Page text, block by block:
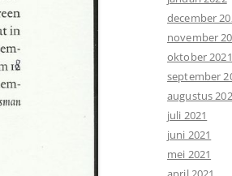
december
november
oktober 2021
september
augustus
juli 2021
juni 2021
mei 2021